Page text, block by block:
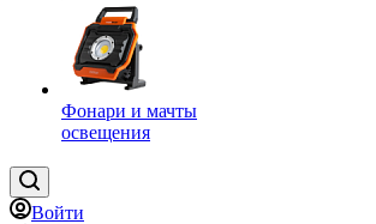
Фонари и мачты
освещения
Войти